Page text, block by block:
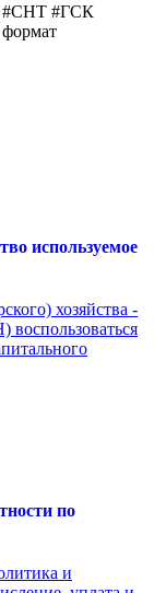
#ГСК
используемое
хозяйства -
воспользоваться
по
и